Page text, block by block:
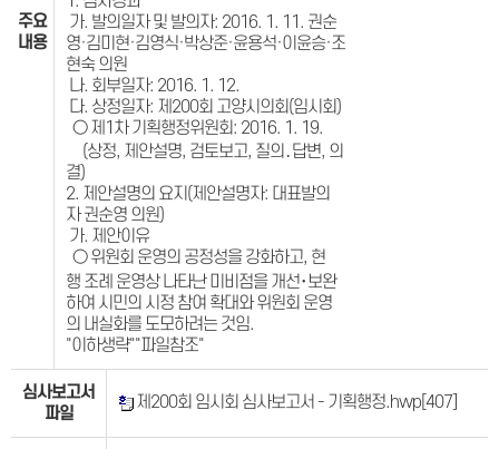
주요
내용
가. 발의일자 및 발의자: 2016. 1. 11. 권순
영·김미현·김영식·박상준·윤용석·이윤승·조
현숙 의원
나. 회부일자: 2016. 1. 12.
다. 상정일자: 제200회 고양시의회(임시회)
○ 제1차 기획행정위원회: 2016. 1. 19.
(상정, 제안설명, 검토보고, 질의․답변, 의
결)
2. 제안설명의 요지(제안설명자: 대표발의
자 권순영 의원)
가. 제안이유
○ 위원회 운영의 공정성을 강화하고, 현
행 조례 운영상 나타난 미비점을 개선･보완
하여 시민의 시정 참여 확대와 위원회 운영
의 내실화를 도모하려는 것임.
"이하생략""파일참조"
심사보고서
파일
제200회 임시회 심사보고서 - 기획행정.hwp [407]